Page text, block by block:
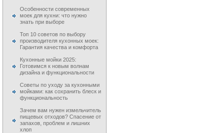
Особенности современных
моек для кухни: что нужно
знать при выборе
Топ 10 советов по выбору
производителя кухонных моек:
Гарантия качества и комфорта
Кухонные мойки 2025:
Готовимся к новым волнам
дизайна и функциональности
Советы по уходу за кухонными
мойками: как сохранить блеск и
функциональность
Зачем вам нужен измельчитель
пищевых отходов? Спасение от
запахов, проблем и лишних
хлоп